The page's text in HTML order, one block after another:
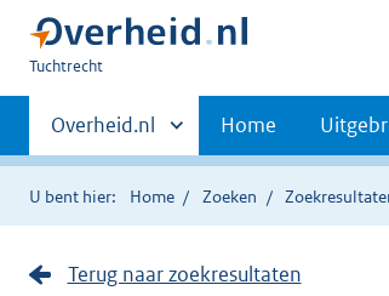
U
hier:
Tuchtrecht
Primaire
navigatie
Andere
sites
binnen
Overheid.nl Home
U bent hier: Home Zoeken
Terug naar zoekresultaten